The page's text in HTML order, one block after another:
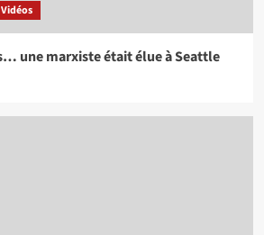
Vidéos
une marxiste était élue à Seattle